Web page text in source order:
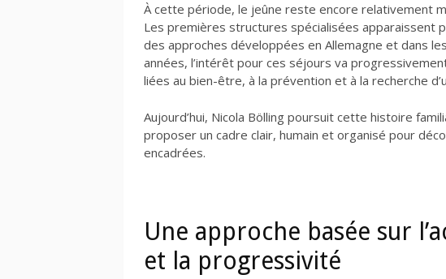
À cette période, le jeûne reste encore relativement
Les premières structures spécialisées apparaissent
des approches développées en Allemagne et dans
années, l’intérêt pour ces séjours va
liées au bien-être, à la prévention et à la recherche
Aujourd’hui, Nicola Bölling poursuit cette histoire
proposer un cadre clair, humain et organisé pour
encadrées.
Une approche basée sur
et la progressivité